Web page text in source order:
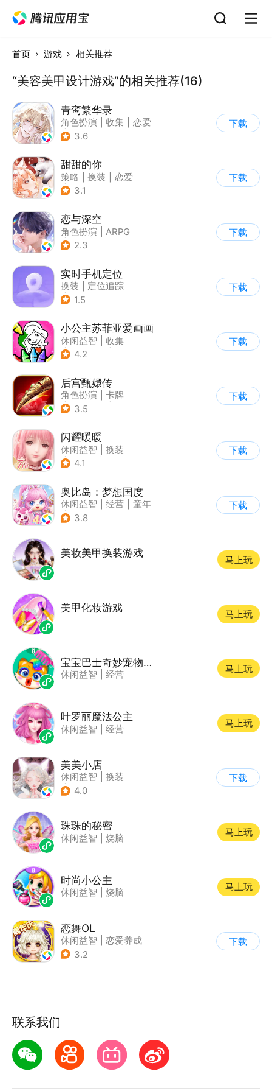
首页 游戏 相关推荐
“美容美甲设计游戏”的相关推荐(16)
青鸾繁华录
角色扮演 收集
恋爱
| 剧情
3.6
下载
甜甜的你
策略 换装
恋爱
| 乙女
3.1
下载
恋与深空
角色扮演
ARPG
| 恋爱
2.3
下载
实时手机定位
换装
定位追踪
| 儿童益智游戏
1.5
下载
小公主苏菲亚爱画画
休闲益智
收集
| 儿童游戏
4.2
下载
后宫甄嬛传
角色扮演
卡牌
| 架空历史
3.5
下载
闪耀暖暖
休闲益智
换装
| 女性向
4.1
下载
奥比岛：梦想国度
休闲益智 经营
童年
| 萌系
3.8
下载
美妆美甲换装游戏
马上玩
美甲化妆游戏
马上玩
宝宝巴士奇妙宠物美妆店
休闲益智 经营
马上玩
叶罗丽魔法公主
休闲益智 经营
马上玩
美美小店
休闲益智
换装
| 女性向
4.0
下载
珠珠的秘密
休闲益智 烧脑
马上玩
时尚小公主
休闲益智 烧脑
马上玩
恋舞OL
休闲益智
恋爱养成
| 仙侠
3.2
下载
联系我们